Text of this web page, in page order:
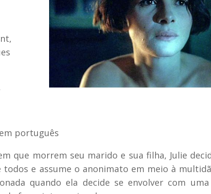
português
que morrem seu marido e sua filha, Julie
e assume o anonimato em meio à
quando ela decide se envolver com